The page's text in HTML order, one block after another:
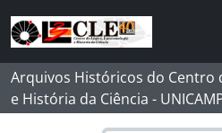
Skip to main content
Arquivos Históricos do Centro
e História da Ciência -